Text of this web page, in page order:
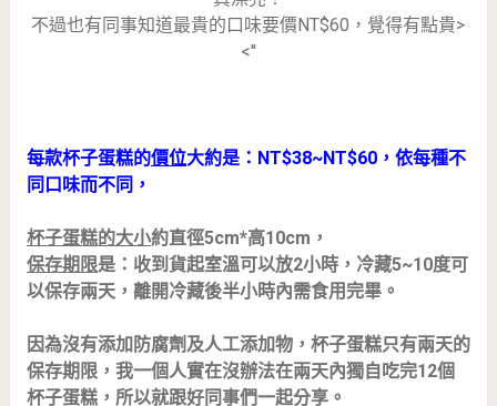
不過也有同事知道最貴的口味要價NT$60，覺得有點貴>
<''
每款杯子蛋糕的價位大約是：NT$38~NT$60，依每種不
同口味而不同，
杯子蛋糕的大小約直徑5cm*高10cm，
保存期限是：收到貨起室溫可以放2小時，冷藏5~10度可
以保存兩天，離開冷藏後半小時內需食用完畢。
因為沒有添加防腐劑及人工添加物，杯子蛋糕只有兩天的
保存期限，我一個人實在沒辦法在兩天內獨自吃完12個
杯子蛋糕，所以就跟好同事們一起分享。